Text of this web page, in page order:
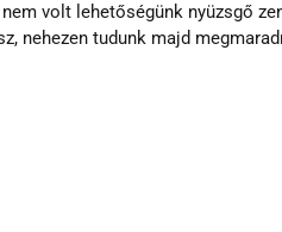
volt lehetőségünk nyüzsgő
nehezen tudunk majd